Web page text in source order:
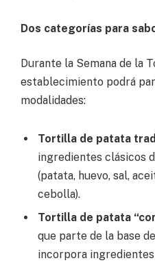
Dos categorías para
Durante la Semana de la
establecimiento podrá
modalidades:
Tortilla de patata
ingredientes clásicos
(patata, huevo, sal,
cebolla).
Tortilla de patata
que parte de la base
incorpora